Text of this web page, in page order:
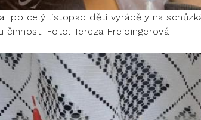
po celý listopad děti vyráběly na
činnost. Foto: Tereza Freidingerová